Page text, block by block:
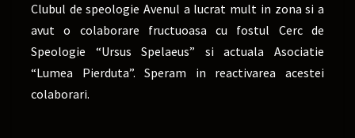
Clubul de speologie Avenul a lucrat mult in zona si a
avut o colaborare fructuoasa cu fostul Cerc de
Speologie “Ursus Spelaeus” si actuala Asociatie
“Lumea Pierduta”. Speram in reactivarea acestei
colaborari.